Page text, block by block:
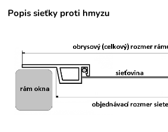
Popis sieťky proti hmyzu